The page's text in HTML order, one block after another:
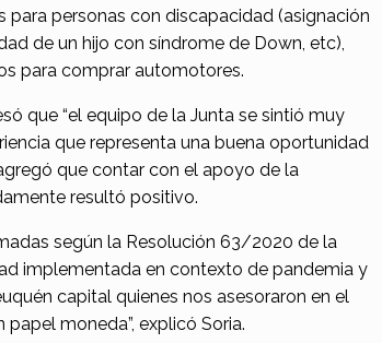
personas con discapacidad (asignación
de un hijo con síndrome de Down, etc),
para comprar automotores.
que “el equipo de la Junta se sintió muy
que representa una buena oportunidad
que contar con el apoyo de la
resultó positivo.
según la Resolución 63/2020 de la
implementada en contexto de pandemia y
capital quienes nos asesoraron en el
moneda”, explicó Soria.